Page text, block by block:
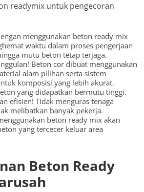
readymix untuk pengecoran
menggunakan beton ready mix
waktu dalam proses pengerjaan
mutu beton tetap terjaga.
Beton cor dibuat menggunakan
alam pilihan serta sistem
komposisi yang lebih akurat,
yang didapatkan bermutu tinggi.
efisien! Tidak menguras tenaga
melibatkan banyak pekerja.
beton ready mix akan
yang tercecer keluar area
Beton Ready